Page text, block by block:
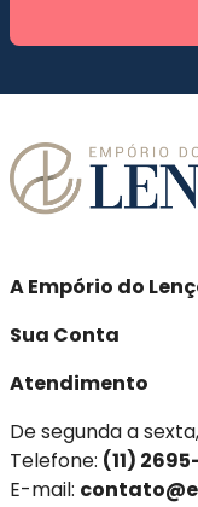
A Empório do
Sua Conta
Atendimento
De segunda a
Telefone: (11)
E-mail: